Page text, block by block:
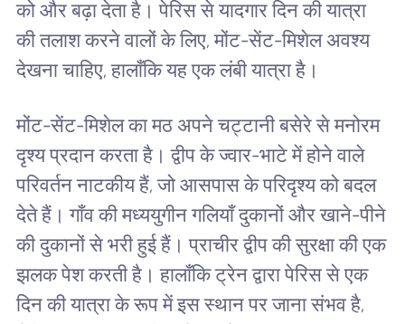
को और बढ़ा देता है। पेरिस से यादगार दिन की यात्रा
की तलाश करने वालों के लिए, मोंट-सेंट-मिशेल अवश्य
देखना चाहिए, हालाँकि यह एक लंबी यात्रा है।
मोंट-सेंट-मिशेल का मठ अपने चट्टानी बसेरे से मनोरम
दृश्य प्रदान करता है। द्वीप के ज्वार-भाटे में होने वाले
परिवर्तन नाटकीय हैं, जो आसपास के परिदृश्य को बदल
देते हैं। गाँव की मध्ययुगीन गलियाँ दुकानों और खाने-पीने
की दुकानों से भरी हुई हैं। प्राचीर द्वीप की सुरक्षा की एक
झलक पेश करती है। हालाँकि ट्रेन द्वारा पेरिस से एक
दिन की यात्रा के रूप में इस स्थान पर जाना संभव है,